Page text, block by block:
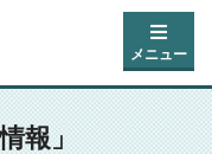
メニュー
報」